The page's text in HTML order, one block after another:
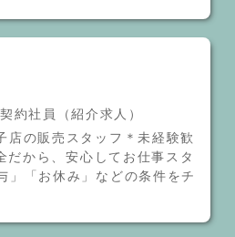
社員（紹介求人）
店の販売スタッフ＊未経験歓
から、安心してお仕事スタ
「お休み」などの条件をチ